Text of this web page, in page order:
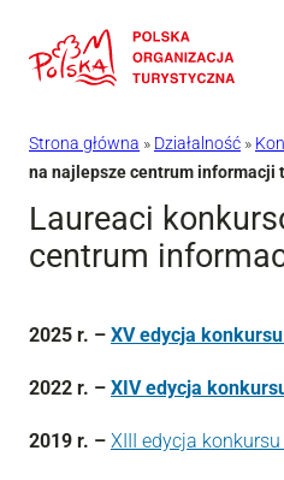
do
Strona główna » Działalność »
na najlepsze centrum informacji
Laureaci
centrum
2025 r. – XV edycja
2022 r. – XIV edycja
2019 r. – XIII edycja